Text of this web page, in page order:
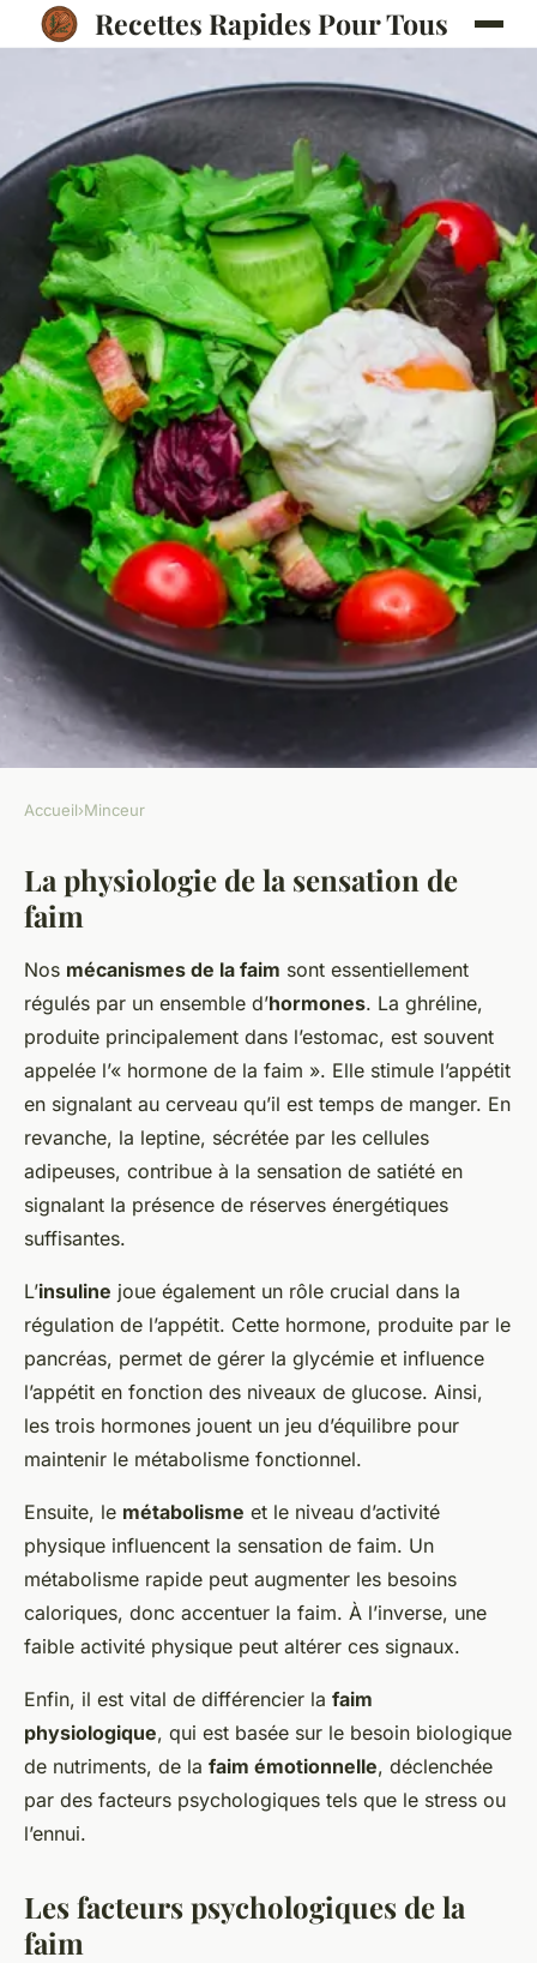
Recettes Rapides Pour Tous
Comprendre la sensation de
faim pendant un régime
minceur
Lila• 12 novembre 2024 5 min de lecture
Accueil›Minceur
La physiologie de la sensation de
faim
Nos mécanismes de la faim sont essentiellement
régulés par un ensemble d’hormones. La ghréline,
produite principalement dans l’estomac, est souvent
appelée l’« hormone de la faim ». Elle stimule l’appétit
en signalant au cerveau qu’il est temps de manger. En
revanche, la leptine, sécrétée par les cellules
adipeuses, contribue à la sensation de satiété en
signalant la présence de réserves énergétiques
suffisantes.
L’insuline joue également un rôle crucial dans la
régulation de l’appétit. Cette hormone, produite par le
pancréas, permet de gérer la glycémie et influence
l’appétit en fonction des niveaux de glucose. Ainsi,
les trois hormones jouent un jeu d’équilibre pour
maintenir le métabolisme fonctionnel.
Ensuite, le métabolisme et le niveau d’activité
physique influencent la sensation de faim. Un
métabolisme rapide peut augmenter les besoins
caloriques, donc accentuer la faim. À l’inverse, une
faible activité physique peut altérer ces signaux.
Enfin, il est vital de différencier la faim
physiologique, qui est basée sur le besoin biologique
de nutriments, de la faim émotionnelle, déclenchée
par des facteurs psychologiques tels que le stress ou
l’ennui.
Les facteurs psychologiques de la
faim